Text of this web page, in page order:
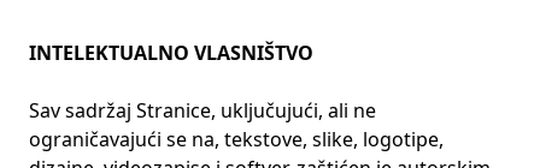
INTELEKTUALNO VLASNIŠTVO
Sav sadržaj Stranice, uključujući, ali ne
ograničavajući se na, tekstove, slike, logotipe,